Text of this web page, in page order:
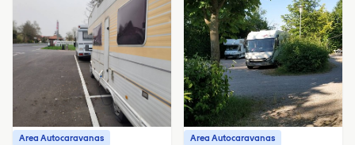
Area Autocaravanas Area Autocaravanas